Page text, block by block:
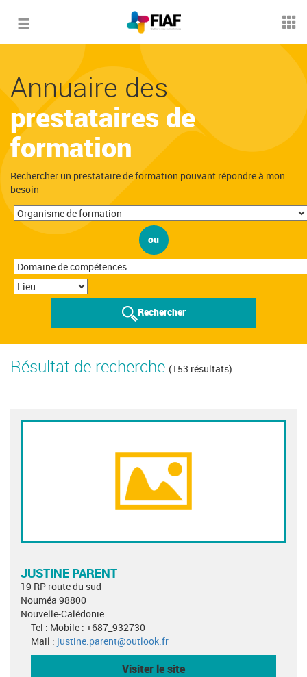
Toggle
Annuaire des
prestataires de
formation
Rechercher un prestataire de formation pouvant répondre à mon
besoin
ou
Rechercher
Résultat de recherche (153 résultats)
JUSTINE PARENT
19 RP route du sud
Nouméa 98800
Nouvelle-Calédonie
Tel : Mobile : +687_932730
Mail : justine.parent@outlook.fr
Visiter le site